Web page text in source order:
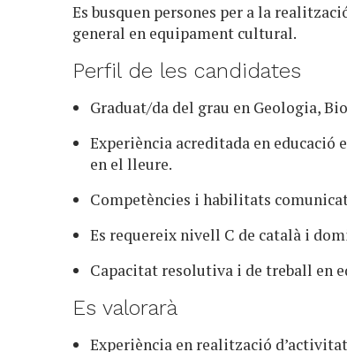
Es busquen persones per a la
general en equipament cultural.
Perfil de les candidates
Graduat/da del grau en Geologia,
Experiència acreditada en educació
en el lleure.
Competències i habilitats
Es requereix nivell C de català i
Capacitat resolutiva i de treball en
Es valorarà
Experiència en realització